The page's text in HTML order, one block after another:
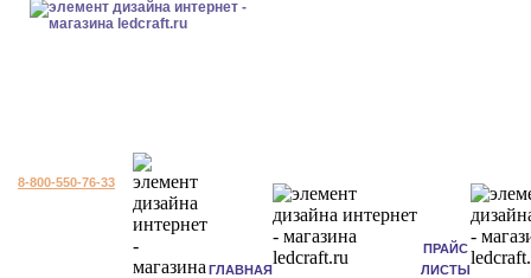
8-800-550-76-33
ГЛАВНАЯ
ПРАЙС
ЛИСТЫ